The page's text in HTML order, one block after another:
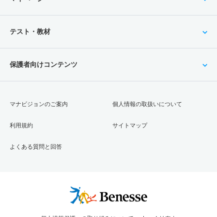
テスト・教材
保護者向けコンテンツ
マナビジョンのご案内
利用規約
よくある質問と回答
個人情報の取扱いについて
サイトマップ